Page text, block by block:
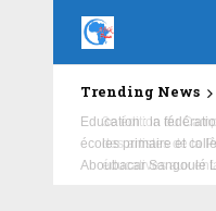
Trending News
Education : la
écoles primaire et
Aboubacar Sangoulé